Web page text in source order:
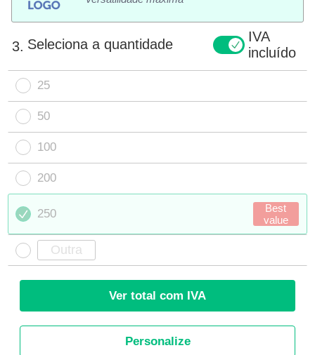
3. Seleciona a quantidade
IVA
incluído
25
50
100
200
250
Best
value
Ver total com IVA
Personalize